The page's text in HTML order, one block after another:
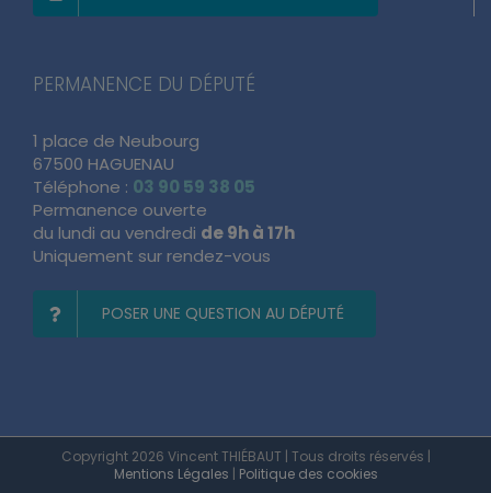
LE CALENDRIER DES PERMANENCES
1 place de Neubourg
67500 HAGUENAU
Téléphone :03 90 59 38 05
Permanence ouverte
du lundi au vendredide 9h à 17h
POSER UNE QUESTION AU DÉPUTÉ
Copyright 2026 Vincent THIÉBAUT | Tous droits réservés |